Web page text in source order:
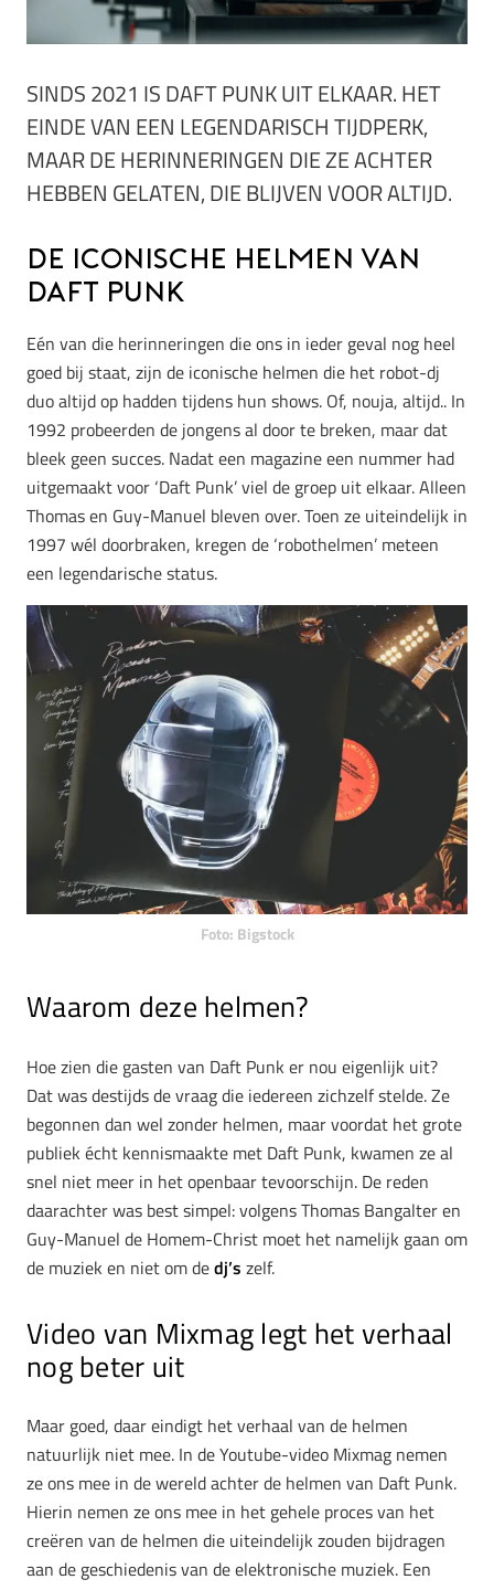
SINDS 2021 IS DAFT PUNK UIT ELKAAR. HET
EINDE VAN EEN LEGENDARISCH TIJDPERK,
MAAR DE HERINNERINGEN DIE ZE ACHTER
HEBBEN GELATEN, DIE BLIJVEN VOOR ALTIJD.
De iconische helmen van
Daft Punk
Eén van die herinneringen die ons in ieder geval nog heel
goed bij staat, zijn de iconische helmen die het robot-dj
duo altijd op hadden tijdens hun shows. Of, nouja, altijd.. In
1992 probeerden de jongens al door te breken, maar dat
bleek geen succes. Nadat een magazine een nummer had
uitgemaakt voor ‘Daft Punk’ viel de groep uit elkaar. Alleen
Thomas en Guy-Manuel bleven over. Toen ze uiteindelijk in
1997 wél doorbraken, kregen de ‘robothelmen’ meteen
een legendarische status.
Foto: Bigstock
Waarom deze helmen?
Hoe zien die gasten van Daft Punk er nou eigenlijk uit?
Dat was destijds de vraag die iedereen zichzelf stelde. Ze
begonnen dan wel zonder helmen, maar voordat het grote
publiek écht kennismaakte met Daft Punk, kwamen ze al
snel niet meer in het openbaar tevoorschijn. De reden
daarachter was best simpel: volgens Thomas Bangalter en
Guy-Manuel de Homem-Christ moet het namelijk gaan om
de muziek en niet om dedj’s zelf.
Video van Mixmag legt het verhaal
nog beter uit
Maar goed, daar eindigt het verhaal van de helmen
natuurlijk niet mee. In de Youtube-video Mixmag nemen
ze ons mee in de wereld achter de helmen van Daft Punk.
Hierin nemen ze ons mee in het gehele proces van het
creëren van de helmen die uiteindelijk zouden bijdragen
aan de geschiedenis van de elektronische muziek. Een